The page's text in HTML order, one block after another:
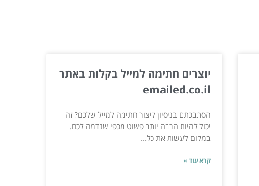
יוצרים חתימה למייל בקלות באתר
emailed.co.il
הסתבכתם בניסיון ליצור חתימה למייל שלכם? זה
יכול להיות הרבה יותר פשוט מכפי שנדמה לכם.
במקום לעשות את כל...
קרא עוד »